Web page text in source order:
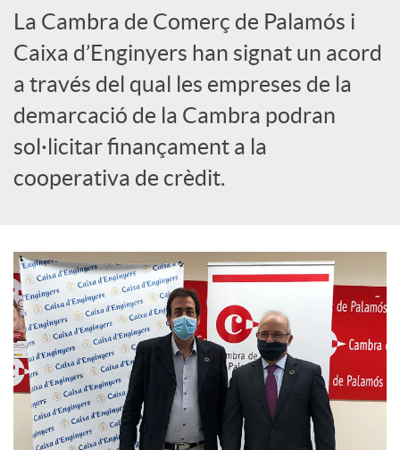
e
c
o
n
t
i
n
g
La Cambra de Comerç de Palamós i
Caixa d’Enginyers han signat un acord
a través del qual les empreses de la
demarcació de la Cambra podran
sol·licitar finançament a la
cooperativa de crèdit.